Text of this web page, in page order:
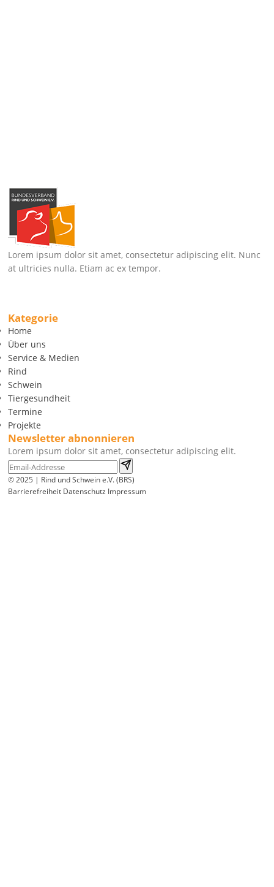
Lorem ipsum dolor sit amet, consectetur adipiscing elit. Nunc
at ultricies nulla. Etiam ac ex tempor.
Kategorie
Home
Über uns
Service & Medien
Rind
Schwein
Tiergesundheit
Termine
Projekte
Newsletter abnonnieren
Lorem ipsum dolor sit amet, consectetur adipiscing elit.
© 2025 | Rind und Schwein e.V. (BRS)
Barrierefreiheit Datenschutz Impressum